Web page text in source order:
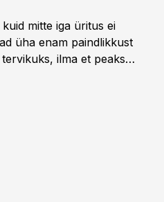
mitte iga üritus ei
üha enam paindlikkust
ilma et peaks